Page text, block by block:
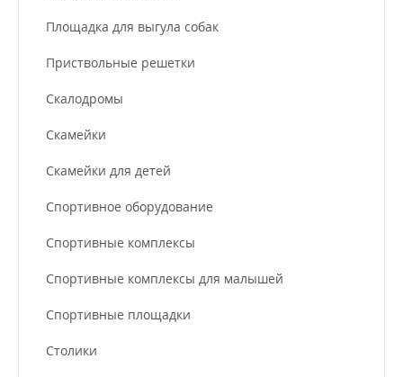
Площадка для выгула собак
Приствольные решетки
Скалодромы
Скамейки
Скамейки для детей
Спортивное оборудование
Спортивные комплексы
Спортивные комплексы для малышей
Спортивные площадки
Столики